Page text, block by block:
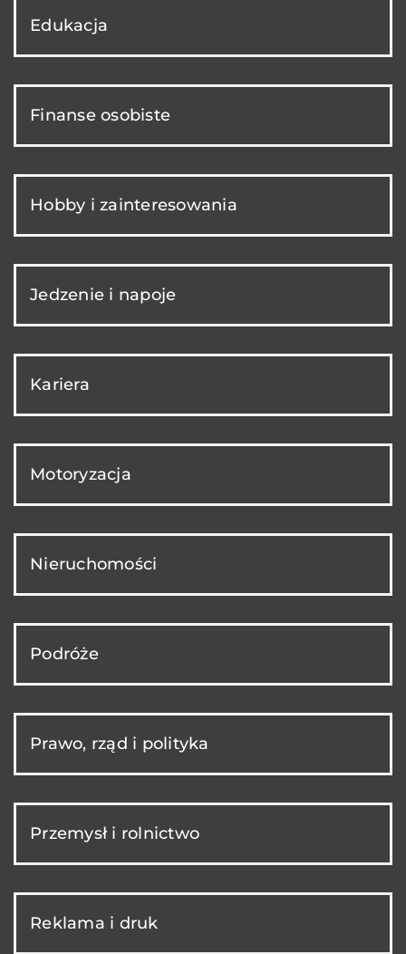
Edukacja
Finanse osobiste
Hobby i zainteresowania
Jedzenie i napoje
Kariera
Motoryzacja
Nieruchomości
Podróże
Prawo, rząd i polityka
Przemysł i rolnictwo
Reklama i druk